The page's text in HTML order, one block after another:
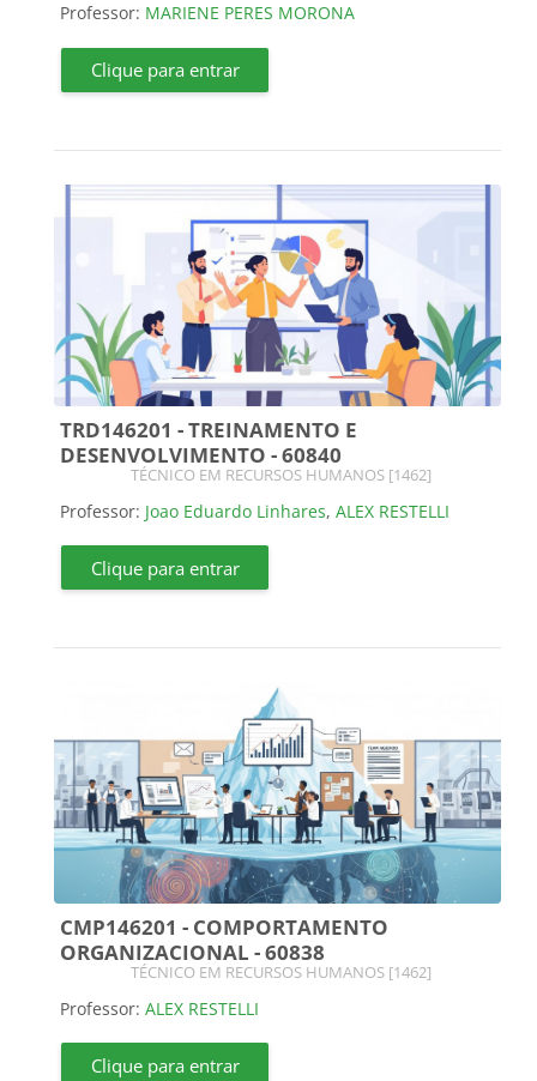
Professor: MARIENE PERES MORONA
Clique para entrar
TRD146201 - TREINAMENTO E
DESENVOLVIMENTO - 60840
Categoria do curso
TÉCNICO EM RECURSOS HUMANOS [1462]
Professor: Joao Eduardo Linhares, ALEX RESTELLI
Clique para entrar
CMP146201 - COMPORTAMENTO
ORGANIZACIONAL - 60838
Categoria do curso
TÉCNICO EM RECURSOS HUMANOS [1462]
Professor: ALEX RESTELLI
Clique para entrar